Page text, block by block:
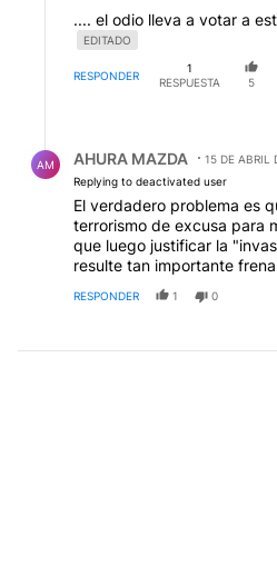
.... el odio lleva a votar a
EDITADO
RESPONDER
1
RESPUESTA
5
AM AHURA MAZDA
15 DE ABRIL
Replying to deactivated user
El verdadero problema es
terrorismo de excusa para
que luego justificar la
resulte tan importante
RESPONDER 1 0